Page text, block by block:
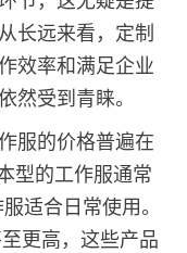
长远来看，定制
效率和满足企业
然受到青睐。
服的价格普遍在
型的工作服通常
适合日常使用。
更高，这些产品